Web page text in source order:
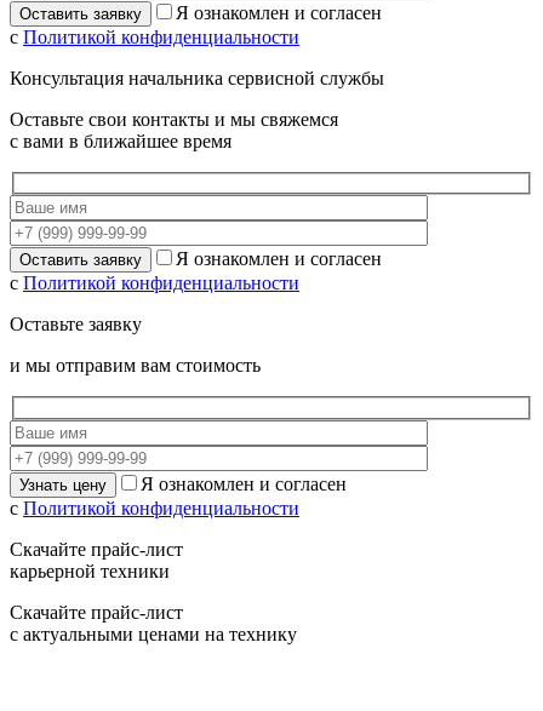
Я ознакомлен и согласен
с Политикой конфиденциальности
Консультация начальника сервисной службы
Оставьте свои контакты и мы свяжемся
с вами в ближайшее время
Я ознакомлен и согласен
с Политикой конфиденциальности
Оставьте заявку
и мы отправим вам стоимость
Я ознакомлен и согласен
с Политикой конфиденциальности
Скачайте прайс-лист
карьерной техники
Скачайте прайс-лист
с актуальными ценами на технику